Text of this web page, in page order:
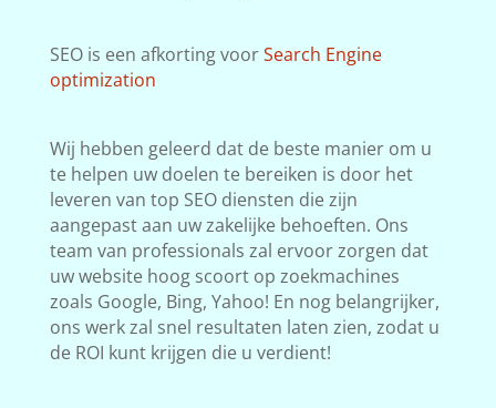
SEO is een afkorting voorSearch Engine
optimization
Wij hebben geleerd dat de beste manier om u
te helpen uw doelen te bereiken is door het
leveren van top SEO diensten die zijn
aangepast aan uw zakelijke behoeften. Ons
team van professionals zal ervoor zorgen dat
uw website hoog scoort op zoekmachines
zoals Google, Bing, Yahoo! En nog belangrijker,
ons werk zal snel resultaten laten zien, zodat u
de ROI kunt krijgen die u verdient!